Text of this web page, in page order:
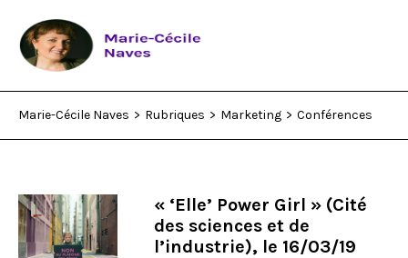
Rubriques
Who am I?
Marie-Cécile Naves > Rubriques > Marketing > Conférences
« ‘Elle’ Power Girl » (Cité
des sciences et de
l’industrie), le 16/03/19